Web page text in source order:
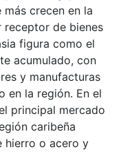
crecen en la
receptor de bienes
figura como el
acumulado, con
y manufacturas
en la región. En el
principal mercado
caribeña
hierro o acero y